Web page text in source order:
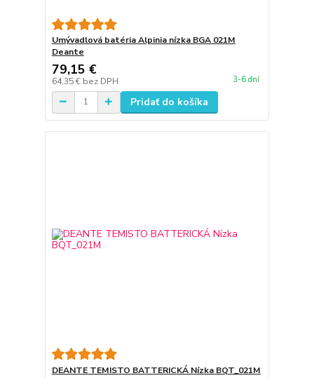
Umývadlová batéria Alpinia nízka BGA 021M
Deante
79,15 €
64,35 € bez DPH 3-6 dní
Pridať do košíka
DEANTE TEMISTO BATTERICKÁ Nízka BQT_021M